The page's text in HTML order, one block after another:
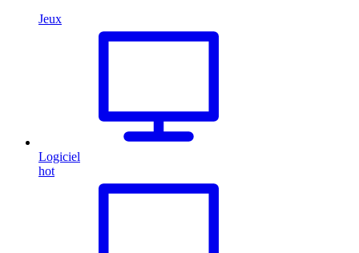
Jeux
Logiciel
hot